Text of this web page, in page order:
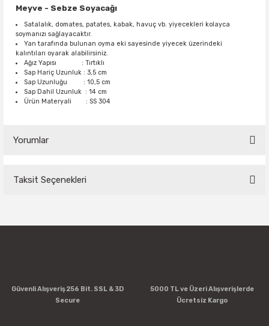
Meyve - Sebze Soyacağı
Satalalık, domates, patates, kabak, havuç vb. yiyecekleri kolayca
soymanızı sağlayacaktır.
Yan tarafında bulunan oyma eki sayesinde yiyecek üzerindeki
kalıntıları oyarak alabilirsiniz.
Ağız Yapısı : Tırtıklı
Sap Hariç Uzunluk : 3,5 cm
Sap Uzunluğu : 10,5 cm
Sap Dahil Uzunluk : 14 cm
Ürün Materyali : SS 304
Yorumlar
Yorum Yaz
Taksit Seçenekleri
Güvenli Alışveriş 256 Bit. SSL & 3D
Secure
5000 TL ve Üzeri Alışverişlerde
Ücretsiz Kargo